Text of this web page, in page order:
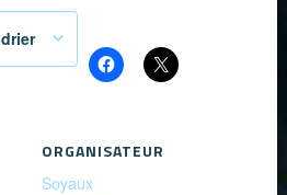
ORGANISATEUR
Soyaux